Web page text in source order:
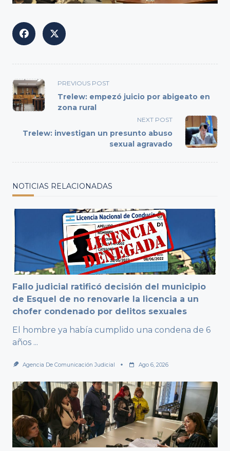
<span
class="nav-
subtitle
reader-
PREVIOUS POST
Trelew: empezó juicio por abigeato en
zona rural
NEXT POST
Trelew: investigan un presunto abuso
sexual agravado
NOTICIAS RELACIONADAS
Fallo judicial ratificó decisión del municipio
de Esquel de no renovarle la licencia a un
chofer condenado por delitos sexuales
El hombre ya había cumplido una condena de 6
años ...
Agencia De Comunicación Judicial Ago 6, 2026